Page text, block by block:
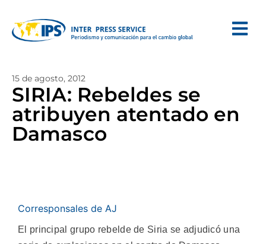
15 de agosto, 2012
SIRIA: Rebeldes se
atribuyen atentado en
Damasco
Corresponsales de AJ
El principal grupo rebelde de Siria se adjudicó una